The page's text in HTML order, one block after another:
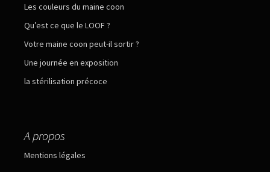
Les couleurs du maine coon
Qu’est ce que le LOOF ?
Votre maine coon peut-il sortir ?
Une journée en exposition
la stérilisation précoce
A propos
Mentions légales